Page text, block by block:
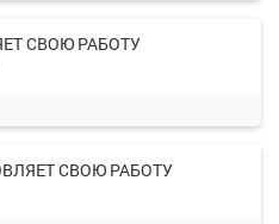
СВОЮ РАБОТУ
СВОЮ РАБОТУ